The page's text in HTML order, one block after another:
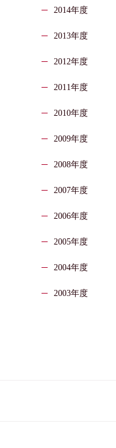
2014年度
2013年度
2012年度
2011年度
2010年度
2009年度
2008年度
2007年度
2006年度
2005年度
2004年度
2003年度